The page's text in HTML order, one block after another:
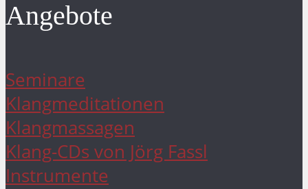
Angebote
Seminare
Klangmeditationen
Klangmassagen
Klang-CDs von Jörg Fassl
Instrumente